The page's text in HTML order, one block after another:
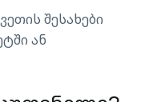
შესახები
ან